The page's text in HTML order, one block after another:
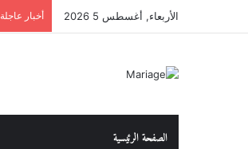
الأربعاء, أغسطس 5 2026 أخبار عاجلة
الصفحة الرئيسية